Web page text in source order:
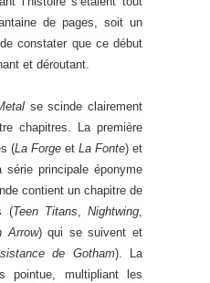
de pages, soit un
constater que ce début
et déroutant.
se scinde clairement
chapitres. La première
(La Forge et La Fonte) et
principale éponyme
contient un chapitre de
(Teen Titans,Nightwing,
Arrow) qui se suivent et
de Gotham). La
pointue, multipliant les